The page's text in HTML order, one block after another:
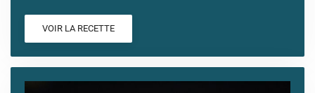
VOIR LA RECETTE